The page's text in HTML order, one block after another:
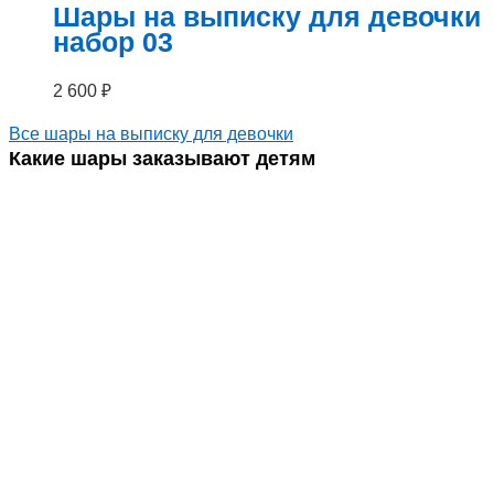
Шары на выписку для девочки
набор 03
2 600 ₽
Все шары на выписку для девочки
Какие шары заказывают детям